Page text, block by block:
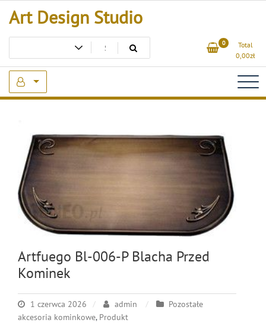
Art Design Studio
0
Total
0,00zł
Artfuego Bl-006-P Blacha Przed
Kominek
1 czerwca 2026 admin
Pozostałe
akcesoria kominkowe, Produkt